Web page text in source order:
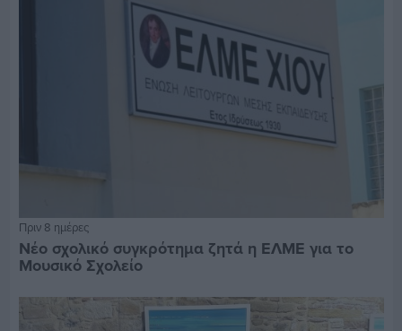
Πριν 8 ημέρες
Νέο σχολικό συγκρότημα ζητά η ΕΛΜΕ για το
Μουσικό Σχολείο